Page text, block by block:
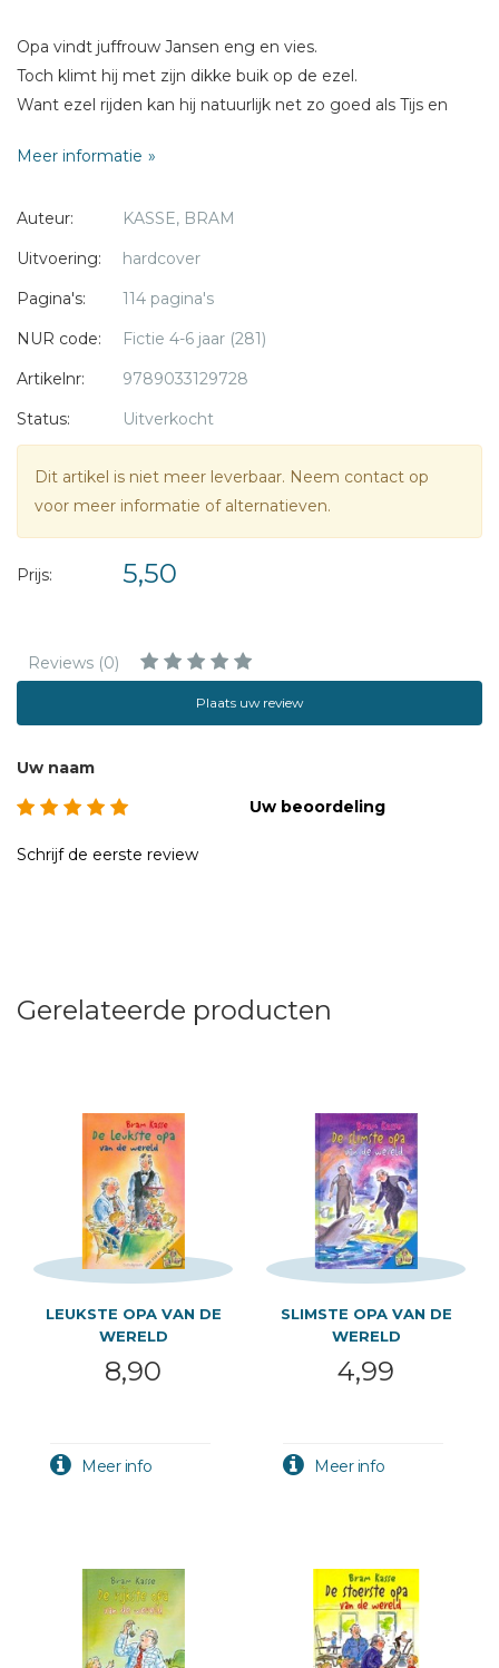
Opa vindt juffrouw Jansen eng en vies.
Toch klimt hij met zijn dikke buik op de ezel.
Want ezel rijden kan hij natuurlijk net zo goed als Tijs en
Had opa dat maar niet gedaan ...
Ze moet naar gym, gym voor mama's met een baby in de
buik.
Uiteindelijk zijn Tijs en Jasmijn juist trots op opa's dikke buik.
Anders hadden ze nooit ontdekt wat er met de ezel aan de
Geschikt voor kinderen vanaf 7 jaar.
Meer informatie
Auteur:
KASSE, BRAM
Uitvoering:
hardcover
Pagina's:
114 pagina's
NUR code:
Fictie 4-6 jaar (281)
Artikelnr:
9789033129728
Status:
Uitverkocht
Dit artikel is niet meer leverbaar. Neem contact op
voor meer informatie of alternatieven.
Prijs: 5,50
Reviews (0)
Plaats uw review
Uw naam
Uw beoordeling
Schrijf de eerste review
Gerelateerde producten
LEUKSTE OPA VAN DE
WERELD
8,90
SLIMSTE OPA VAN DE
WERELD
4,99